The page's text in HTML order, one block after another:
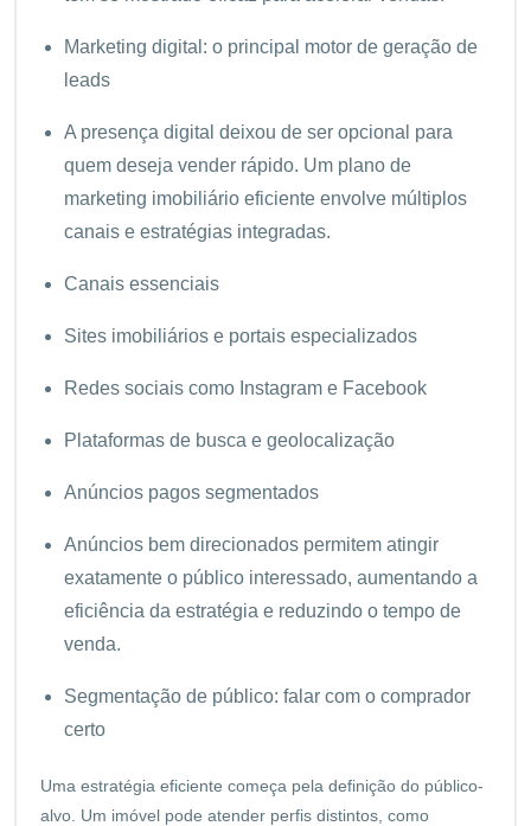
Marketing digital: o principal motor de geração de
leads
A presença digital deixou de ser opcional para
quem deseja vender rápido. Um plano de
marketing imobiliário eficiente envolve múltiplos
canais e estratégias integradas.
Canais essenciais
Sites imobiliários e portais especializados
Redes sociais como Instagram e Facebook
Plataformas de busca e geolocalização
Anúncios pagos segmentados
Anúncios bem direcionados permitem atingir
exatamente o público interessado, aumentando a
eficiência da estratégia e reduzindo o tempo de
venda.
Segmentação de público: falar com o comprador
certo
Uma estratégia eficiente começa pela definição do público-
alvo. Um imóvel pode atender perfis distintos, como